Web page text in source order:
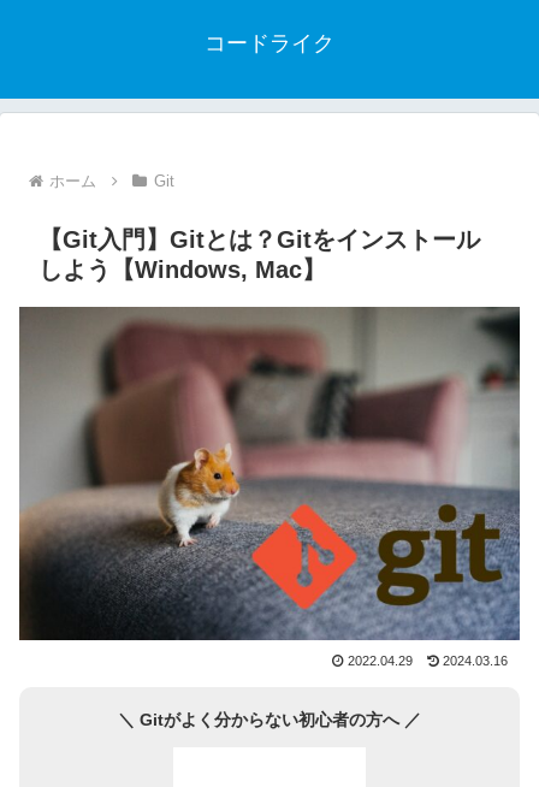
コードライク
ホーム Git
【Git入門】Gitとは？Gitをインストール
しよう【Windows, Mac】
2022.04.29 2024.03.16
＼ Gitがよく分からない初心者の方へ ／